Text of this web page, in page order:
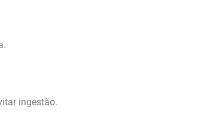
ingestão.